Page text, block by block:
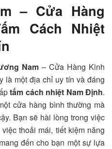
– Cửa Hàng
Cách Nhiệt
Nam – Cửa Hàng Kinh
là một địa chỉ uy tín và đáng
tấm cách nhiệt Nam Định.
cửa hàng bình thường mà
Bạn sẽ hài lòng trong việc
thoải mái, tiết kiệm năng
đến cho bạn một sự lựa